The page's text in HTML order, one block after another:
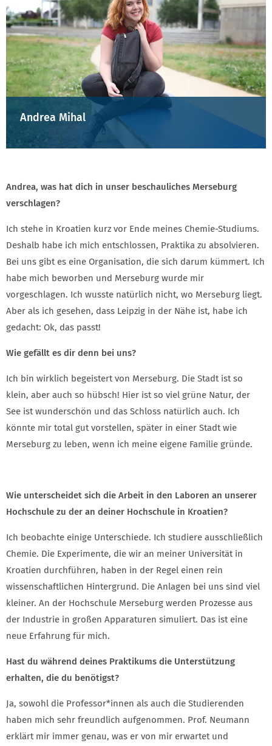
Andrea Mihal
Andrea, was hat dich in unser beschauliches Merseburg
verschlagen?
Ich stehe in Kroatien kurz vor Ende meines Chemie-Studiums.
Deshalb habe ich mich entschlossen, Praktika zu absolvieren.
Bei uns gibt es eine Organisation, die sich darum kümmert. Ich
habe mich beworben und Merseburg wurde mir
vorgeschlagen. Ich wusste natürlich nicht, wo Merseburg liegt.
Aber als ich gesehen, dass Leipzig in der Nähe ist, habe ich
gedacht: Ok, das passt!
Wie gefällt es dir denn bei uns?
Ich bin wirklich begeistert von Merseburg. Die Stadt ist so
klein, aber auch so hübsch! Hier ist so viel grüne Natur, der
See ist wunderschön und das Schloss natürlich auch. Ich
könnte mir total gut vorstellen, später in einer Stadt wie
Merseburg zu leben, wenn ich meine eigene Familie gründe.
Wie unterscheidet sich die Arbeit in den Laboren an unserer
Hochschule zu der an deiner Hochschule in Kroatien?
Ich beobachte einige Unterschiede. Ich studiere ausschließlich
Chemie. Die Experimente, die wir an meiner Universität in
Kroatien durchführen, haben in der Regel einen rein
wissenschaftlichen Hintergrund. Die Anlagen bei uns sind viel
kleiner. An der Hochschule Merseburg werden Prozesse aus
der Industrie in großen Apparaturen simuliert. Das ist eine
neue Erfahrung für mich.
Hast du während deines Praktikums die Unterstützung
erhalten, die du benötigst?
Ja, sowohl die Professor*innen als auch die Studierenden
haben mich sehr freundlich aufgenommen. Prof. Neumann
erklärt mir immer genau, was er von mir erwartet und